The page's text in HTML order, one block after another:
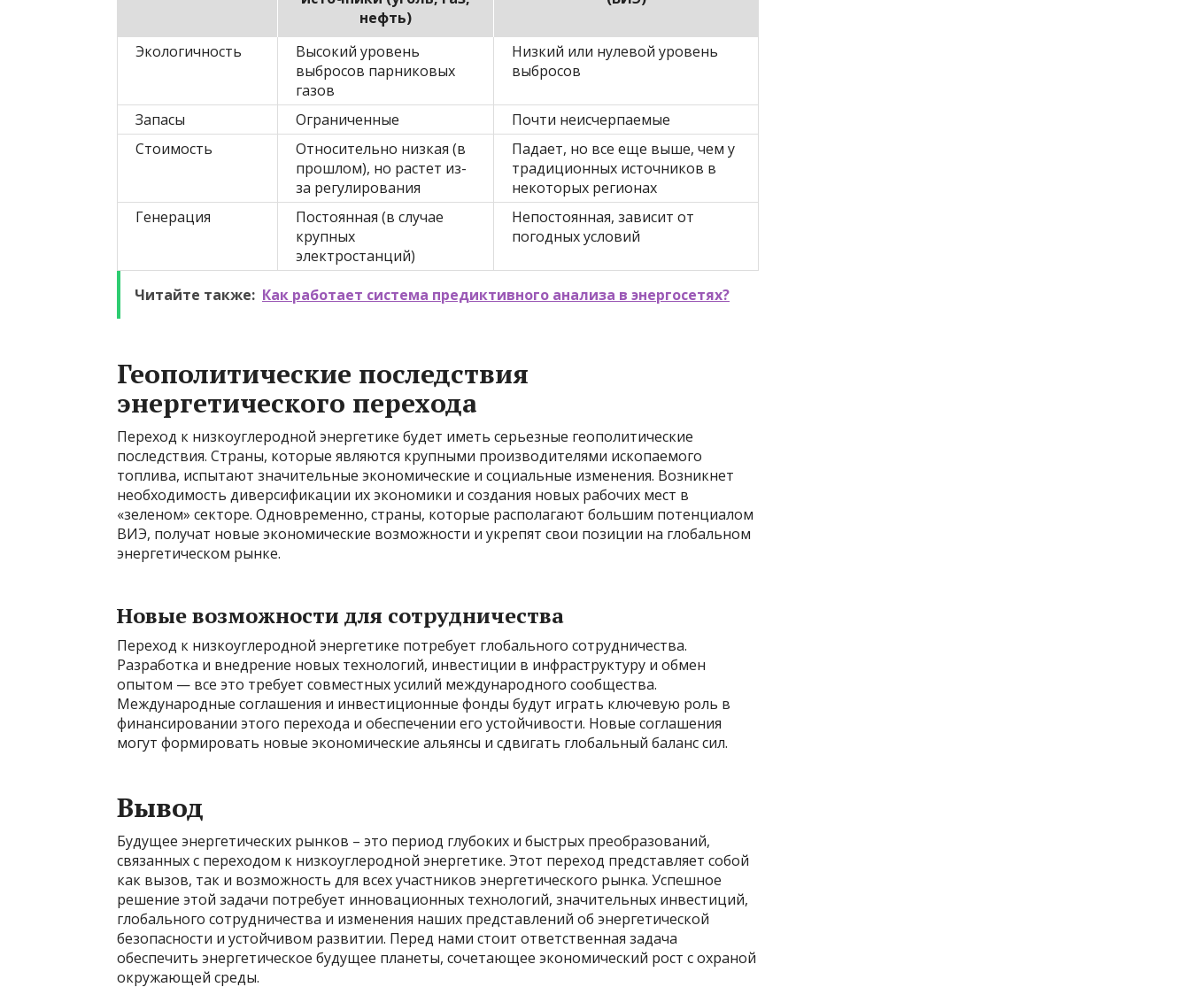
нефть)
Экологичность
Высокий уровень
выбросов парниковых
газов
Низкий или нулевой уровень
выбросов
Запасы Ограниченные
Почти неисчерпаемые
Стоимость
Относительно низкая (в
прошлом), но растет из-
за регулирования
Падает, но все еще выше, чем у
традиционных источников в
некоторых регионах
Генерация
Постоянная (в случае
крупных
электростанций)
Непостоянная, зависит от
погодных условий
Читайте также: Как работает система предиктивного анализа в энергосетях?
Геополитические последствия
энергетического перехода
Переход к низкоуглеродной энергетике будет иметь серьезные геополитические
последствия. Страны, которые являются крупными производителями ископаемого
топлива, испытают значительные экономические и социальные изменения. Возникнет
необходимость диверсификации их экономики и создания новых рабочих мест в
«зеленом» секторе. Одновременно, страны, которые располагают большим потенциалом
ВИЭ, получат новые экономические возможности и укрепят свои позиции на глобальном
энергетическом рынке.
Новые возможности для сотрудничества
Переход к низкоуглеродной энергетике потребует глобального сотрудничества.
Разработка и внедрение новых технологий, инвестиции в инфраструктуру и обмен
опытом — все это требует совместных усилий международного сообщества.
Международные соглашения и инвестиционные фонды будут играть ключевую роль в
финансировании этого перехода и обеспечении его устойчивости. Новые соглашения
могут формировать новые экономические альянсы и сдвигать глобальный баланс сил.
Вывод
Будущее энергетических рынков – это период глубоких и быстрых преобразований,
связанных с переходом к низкоуглеродной энергетике. Этот переход представляет собой
как вызов, так и возможность для всех участников энергетического рынка. Успешное
решение этой задачи потребует инновационных технологий, значительных инвестиций,
глобального сотрудничества и изменения наших представлений об энергетической
безопасности и устойчивом развитии. Перед нами стоит ответственная задача
обеспечить энергетическое будущее планеты, сочетающее экономический рост с охраной
окружающей среды.